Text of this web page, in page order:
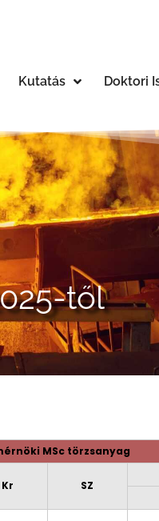
Kutatás Doktori
től
MSc törzsanyag
Kr SZ